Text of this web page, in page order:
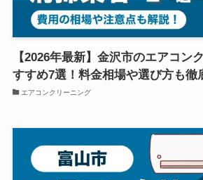
【2026年最新】金沢市のエアコン
すすめ7選！料金相場や選び方も徹
エアコンクリーニング